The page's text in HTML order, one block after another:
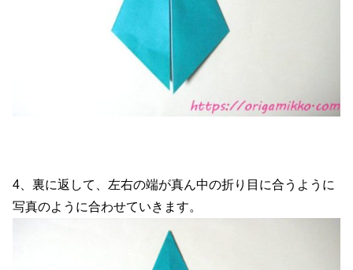
4、裏に返して、左右の端が真ん中の折り目に合うように
写真のように合わせていきます。